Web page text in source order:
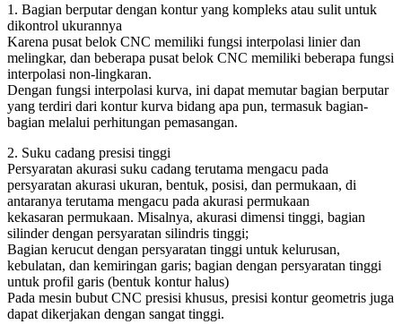
1. Bagian berputar dengan kontur yang kompleks atau sulit untuk
dikontrol ukurannya
Karena pusat belok CNC memiliki fungsi interpolasi linier dan
melingkar, dan beberapa pusat belok CNC memiliki beberapa fungsi
interpolasi non-lingkaran.
Dengan fungsi interpolasi kurva, ini dapat memutar bagian berputar
yang terdiri dari kontur kurva bidang apa pun, termasuk bagian-
bagian melalui perhitungan pemasangan.
2. Suku cadang presisi tinggi
Persyaratan akurasi suku cadang terutama mengacu pada
persyaratan akurasi ukuran, bentuk, posisi, dan permukaan, di
antaranya terutama mengacu pada akurasi permukaan
kekasaran permukaan. Misalnya, akurasi dimensi tinggi, bagian
silinder dengan persyaratan silindris tinggi;
Bagian kerucut dengan persyaratan tinggi untuk kelurusan,
kebulatan, dan kemiringan garis; bagian dengan persyaratan tinggi
untuk profil garis (bentuk kontur halus)
Pada mesin bubut CNC presisi khusus, presisi kontur geometris juga
dapat dikerjakan dengan sangat tinggi.